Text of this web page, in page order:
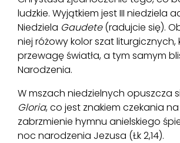
ludzkie. Wyjątkiem jest III niedziela
Niedziela Gaudete(radujcie się).
niej różowy kolor szat liturgicznych,
przewagę światła, a tym samym
Narodzenia.
W mszach niedzielnych opuszcza
Gloria, co jest znakiem czekania
zabrzmienie hymnu anielskiego
noc narodzenia Jezusa (Łk 2,14).